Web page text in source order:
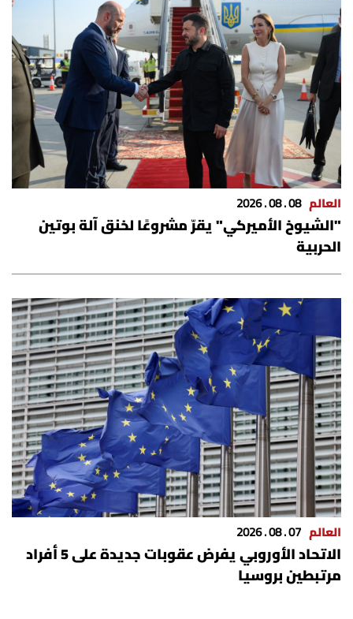
حظّك اليوم
للتاريخ
فيديو
من نحن
للتواصل معنا
شروط الاستخدام
Digital solutions by
العالم 08 . 08 . 2026
"الشيوخ الأميركي" يقرّ مشروعًا لخنق آلة بوتين
الحربية
العالم 07 . 08 . 2026
الاتحاد الأوروبي يفرض عقوبات جديدة على 5 أفراد
مرتبطين بروسيا